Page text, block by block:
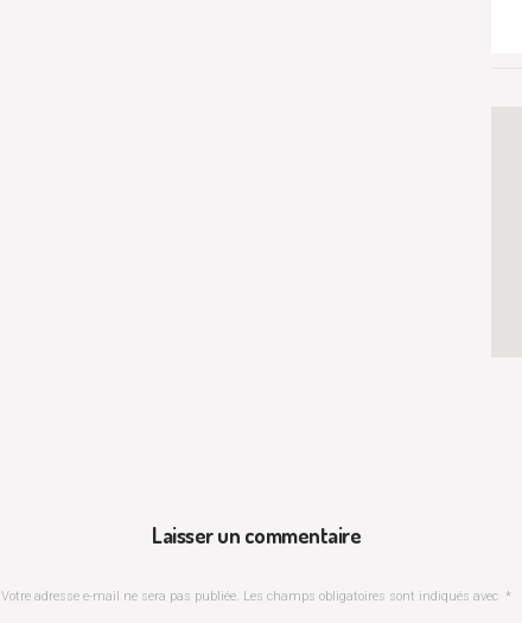
Laisser un commentaire
Votre adresse e-mail ne sera pas publiée. Les champs obligatoires sont indiqués avec *